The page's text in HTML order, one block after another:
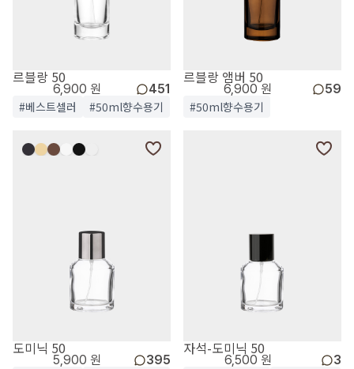
르블랑 50
6,900 원 451
#베스트셀러 #50ml향수용기
르블랑 앰버 50
6,900 원 59
#50ml향수용기
도미닉 50
5,900 원 395
자석-도미닉 50
6,500 원 3